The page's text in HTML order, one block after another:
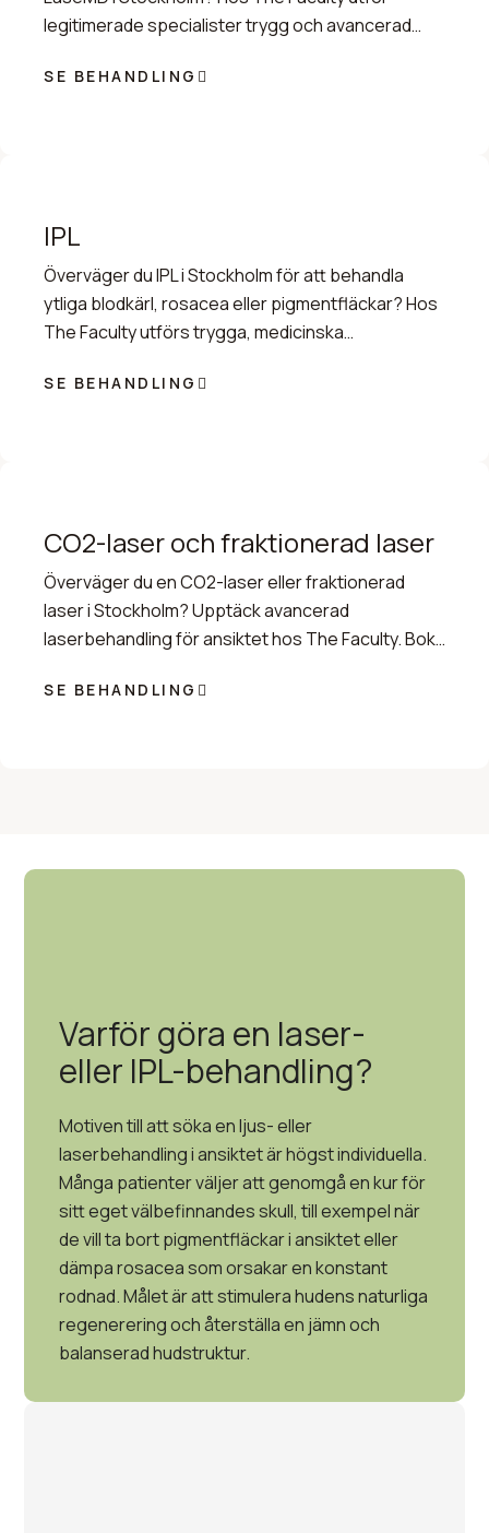
legitimerade specialister trygg och avancerad
SE BEHANDLING
IPL
Överväger du IPL i Stockholm för att behandla
ytliga blodkärl, rosacea eller pigmentfläckar? Hos
The Faculty utförs trygga, medicinska
SE BEHANDLING
CO2-laser och fraktionerad laser
Överväger du en CO2-laser eller fraktionerad
laser i Stockholm? Upptäck avancerad
laserbehandling för ansiktet hos The Faculty. Boka
SE BEHANDLING
Varför göra en laser-
eller IPL-behandling?
Motiven till att söka en ljus- eller
laserbehandling i ansiktet är högst individuella.
Många patienter väljer att genomgå en kur för
sitt eget välbefinnandes skull, till exempel när
de vill ta bort pigmentfläckar i ansiktet eller
dämpa rosacea som orsakar en konstant
rodnad. Målet är att stimulera hudens naturliga
regenerering och återställa en jämn och
balanserad hudstruktur.